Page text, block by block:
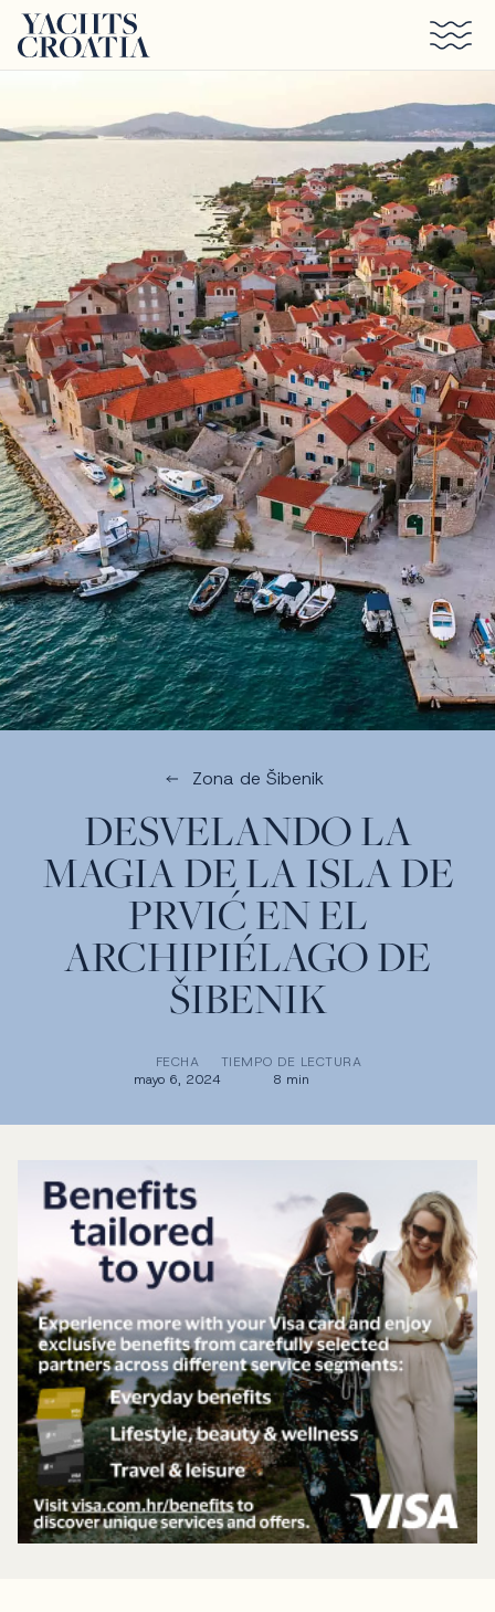
Saltar al contenido principal
Zona de Šibenik
DESVELANDO LA
MAGIA DE LA ISLA DE
PRVIĆ EN EL
ARCHIPIÉLAGO DE
ŠIBENIK
FECHA
mayo 6, 2024
TIEMPO DE LECTURA
8 min